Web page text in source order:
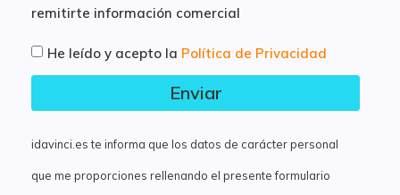
remitirte información comercial
He leído y acepto la Política de Privacidad
Enviar
idavinci.es te informa que los datos de carácter personal
que me proporciones rellenando el presente formulario